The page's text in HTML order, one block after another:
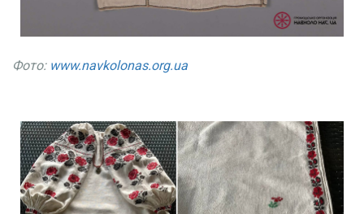
Фото: www.navkolonas.org.ua